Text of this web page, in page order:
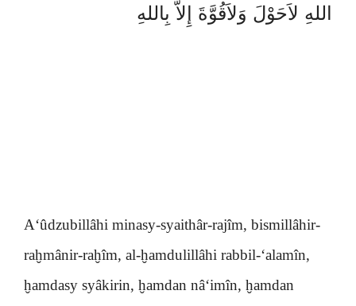
اللهِ لاَحَوْلَ وَلاَقُوَّةَ إِلاَّ بِاللهِ
A‘ûdzubillâhi minasy-syaithâr-rajîm, bismillâhir-
raḫmânir-raḫîm, al-ḫamdulillâhi rabbil-‘alamîn,
ḫamdasy syâkirin, ḫamdan nâ‘imîn, ḫamdan